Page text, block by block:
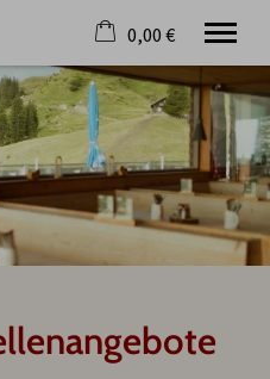
August
0,00 €
ist leer